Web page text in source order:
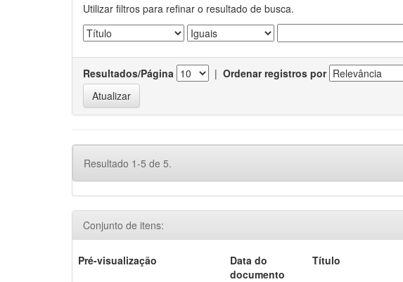
Utilizar filtros para refinar o resultado de busca.
Resultados/Página | Ordenar registros por
Resultado 1-5 de 5.
Conjunto de itens:
Pré-visualização
Data do
documento
Título